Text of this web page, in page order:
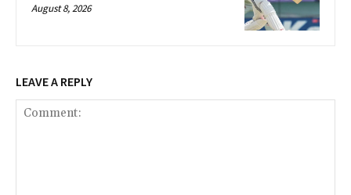
August 8, 2026
LEAVE A REPLY